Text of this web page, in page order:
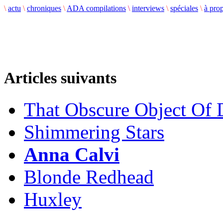
\ actu \ chroniques \ ADA compilations \ interviews \ spéciales \ à
Articles suivants
That Obscure Object Of
Shimmering Stars
Anna Calvi
Blonde Redhead
Huxley